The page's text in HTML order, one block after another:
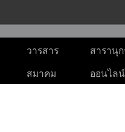
วารสาร
สมาคม
สารานุ
ออนไลน์